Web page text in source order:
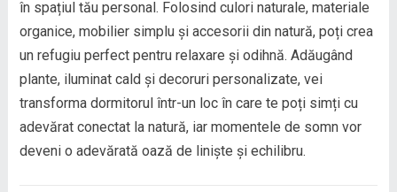
în spațiul tău personal. Folosind culori naturale, materiale
organice, mobilier simplu și accesorii din natură, poți crea
un refugiu perfect pentru relaxare și odihnă. Adăugând
plante, iluminat cald și decoruri personalizate, vei
transforma dormitorul într-un loc în care te poți simți cu
adevărat conectat la natură, iar momentele de somn vor
deveni o adevărată oază de liniște și echilibru.